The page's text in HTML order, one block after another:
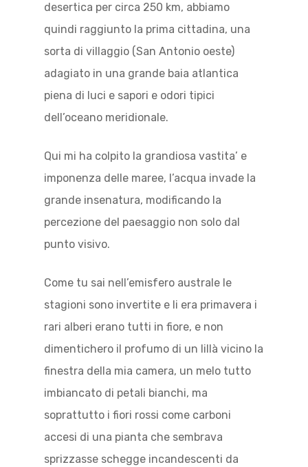
desertica per circa 250 km, abbiamo
quindi raggiunto la prima cittadina, una
sorta di villaggio (San Antonio oeste)
adagiato in una grande baia atlantica
piena di luci e sapori e odori tipici
dell’oceano meridionale.
Qui mi ha colpito la grandiosa vastita’ e
imponenza delle maree, l’acqua invade la
grande insenatura, modificando la
percezione del paesaggio non solo dal
punto visivo.
Come tu sai nell’emisfero australe le
stagioni sono invertite e li era primavera i
rari alberi erano tutti in fiore, e non
dimentichero il profumo di un lillà vicino la
finestra della mia camera, un melo tutto
imbiancato di petali bianchi, ma
soprattutto i fiori rossi come carboni
accesi di una pianta che sembrava
sprizzasse schegge incandescenti da